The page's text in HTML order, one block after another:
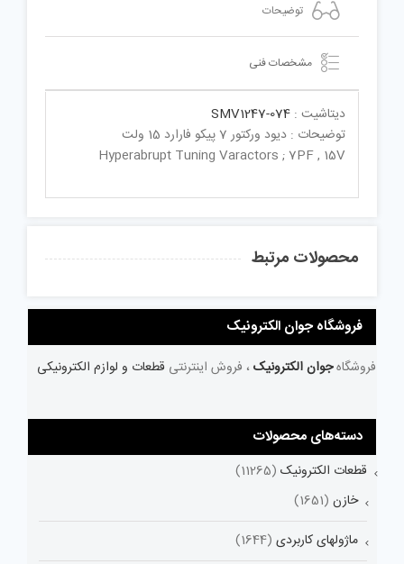
توضیحات
مشخصات فنی
دیتاشیت : SMV1247-074
توضیحات : دیود ورکتور 7 پیکو فارارد 15 ولت
Hyperabrupt Tuning Varactors ; 7PF , 15V
محصولات مرتبط
فروشگاه جوان الکترونیک
فروشگاهجوان الکترونیک ، فروش اینترنتی قطعات و لوازم الکترونیکی
دسته‌های محصولات
قطعات الکترونیک (11265)
خازن (1651)
ماژولهای کاربردی (1644)